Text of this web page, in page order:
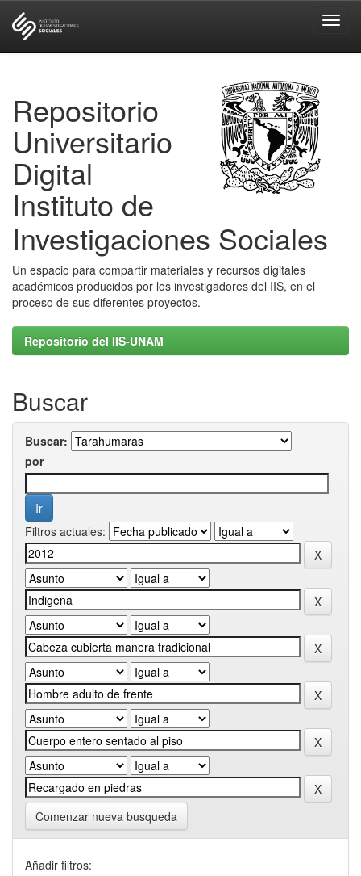
Repositorio
Universitario
Digital
Instituto de
Investigaciones Sociales
Un espacio para compartir materiales y recursos digitales
académicos producidos por los investigadores del IIS, en el
proceso de sus diferentes proyectos.
Repositorio del IIS-UNAM
Buscar
Buscar:
por
Filtros actuales:
Comenzar nueva busqueda
Añadir filtros: